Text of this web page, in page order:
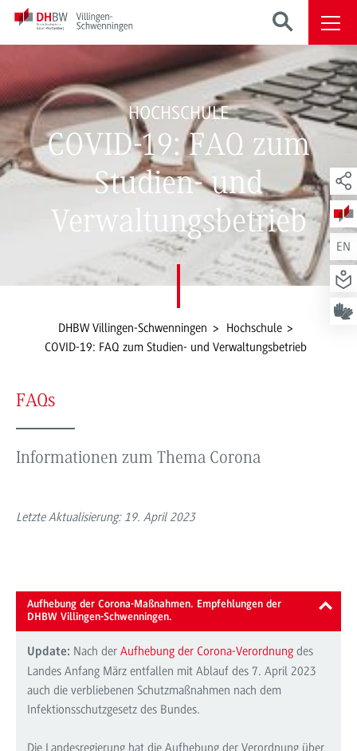
HOCHSCHULE
COVID-19: FAQ zum
Studien- und
Verwaltungsbetrieb
EN
DHBW Villingen-Schwenningen
Hochschule
COVID-19: FAQ zum Studien- und Verwaltungsbetrieb
FAQs
Informationen zum Thema Corona
Letzte Aktualisierung: 19. April 2023
Aufhebung der Corona-Maßnahmen. Empfehlungen der
DHBW Villingen-Schwenningen.
Update: Nach der Aufhebung der Corona-Verordnungdes
Landes Anfang März entfallen mit Ablauf des 7. April 2023
auch die verbliebenen Schutzmaßnahmen nach dem
Infektionsschutzgesetz des Bundes.
Die Landesregierung hat die Aufhebung der Verordnung über